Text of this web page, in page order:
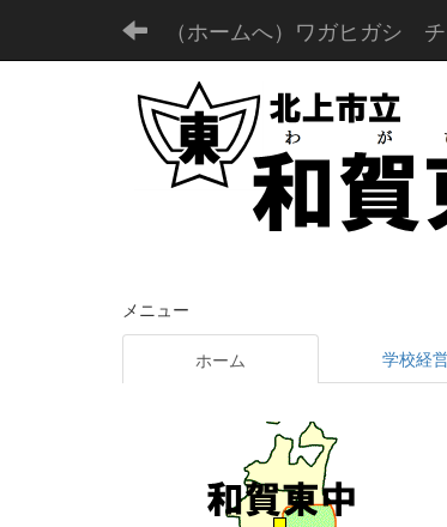
（ホームへ）ワガヒガシ
メニュー
ホーム 学校経